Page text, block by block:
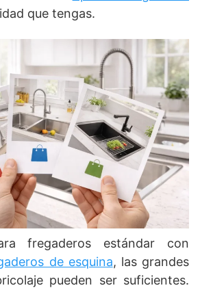
que tengas.
fregaderos estándar con
de esquina, las grandes
pueden ser suficientes.